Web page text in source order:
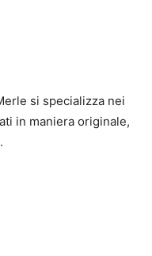
si specializza nei
in maniera originale,